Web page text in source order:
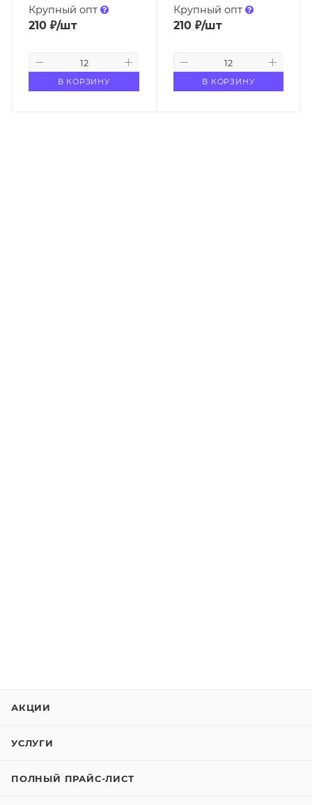
Крупный опт
210 ₽/шт
В КОРЗИНУ
Крупный опт
210₽/шт
В КОРЗИНУ
АКЦИИ
УСЛУГИ
ПОЛНЫЙ ПРАЙС-ЛИСТ